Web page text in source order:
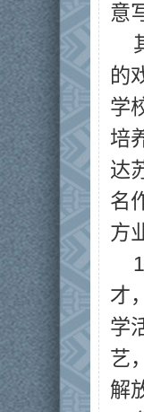
意
的
学
培
达
名
方
才
学
艺
解